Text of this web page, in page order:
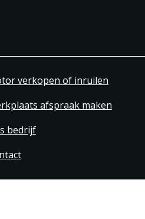
verkopen of inruilen
afspraak maken
bedrijf